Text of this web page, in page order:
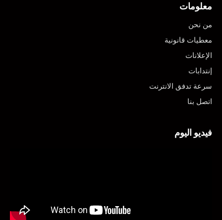
معلومات
من نحن
معطيات قانونية
الإعلانات
إنتدابات
سرعة تدفق الانترنت
اتصل بنا
فيديو اليوم